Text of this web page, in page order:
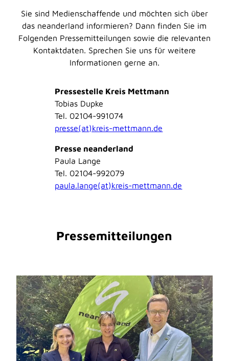
Sie sind Medienschaffende und möchten sich über
das neanderland informieren? Dann finden Sie im
Folgenden Pressemitteilungen sowie die relevanten
Kontaktdaten. Sprechen Sie uns für weitere
Informationen gerne an.
Pressestelle Kreis Mettmann
Tobias Dupke
Tel. 02104-991074
presse(at)kreis-mettmann.de
Presse neanderland
Paula Lange
Tel. 02104-992079
paula.lange(at)kreis-mettmann.de
Pressemitteilungen